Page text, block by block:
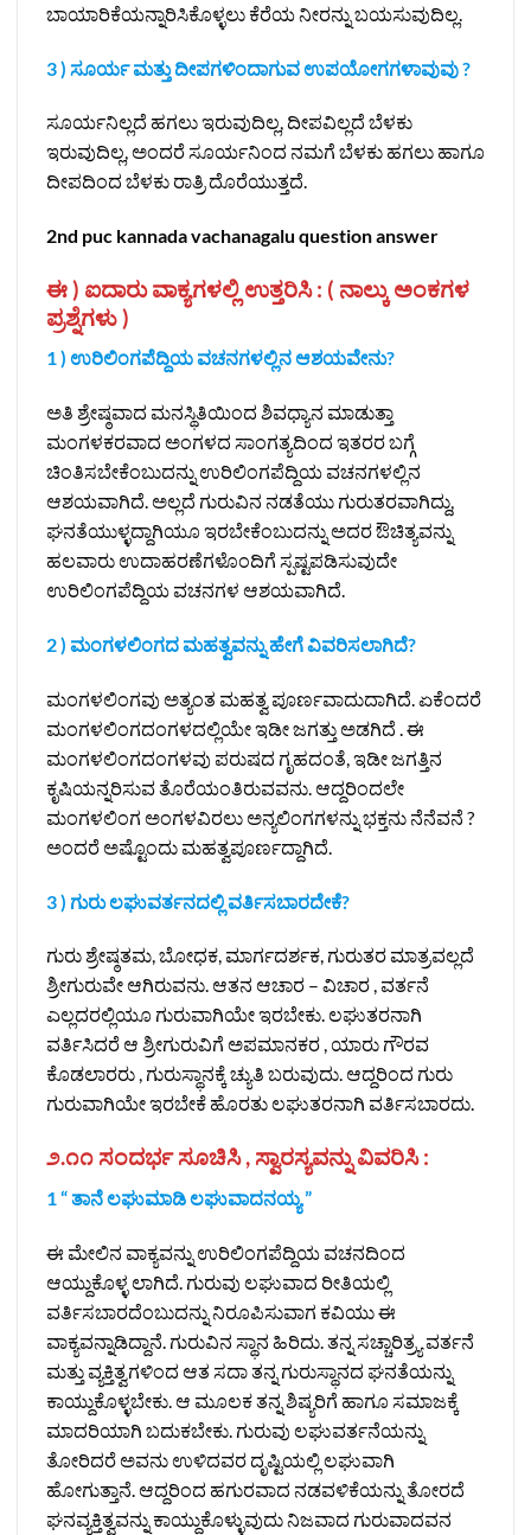
ಬಾಯಾರಿಕೆಯನ್ನಾರಿಸಿಕೊಳ್ಳಲು ಕೆರೆಯ ನೀರನ್ನು ಬಯಸುವುದಿಲ್ಲ.
3 ) ಸೂರ್ಯ ಮತ್ತು ದೀಪಗಳಿಂದಾಗುವ ಉಪಯೋಗಗಳಾವುವು ?
ಸೂರ್ಯನಿಲ್ಲದೆ ಹಗಲು ಇರುವುದಿಲ್ಲ, ದೀಪವಿಲ್ಲದೆ ಬೆಳಕು
ಇರುವುದಿಲ್ಲ, ಅಂದರೆ ಸೂರ್ಯನಿಂದ ನಮಗೆ ಬೆಳಕು ಹಗಲು ಹಾಗೂ
ದೀಪದಿಂದ ಬೆಳಕು ರಾತ್ರಿ ದೊರೆಯುತ್ತದೆ.
2nd puc kannada vachanagalu question answer
ಈ ) ಐದಾರು ವಾಕ್ಯಗಳಲ್ಲಿ ಉತ್ತರಿಸಿ : ( ನಾಲ್ಕು ಅಂಕಗಳ
ಪ್ರಶ್ನೆಗಳು )
1 ) ಉರಿಲಿಂಗಪೆದ್ದಿಯ ವಚನಗಳಲ್ಲಿನ ಆಶಯವೇನು?
ಅತಿ ಶ್ರೇಷ್ಠವಾದ ಮನಸ್ಥಿತಿಯಿಂದ ಶಿವಧ್ಯಾನ ಮಾಡುತ್ತಾ
ಮಂಗಳಕರವಾದ ಅಂಗಳದ ಸಾಂಗತ್ಯದಿಂದ ಇತರರ ಬಗ್ಗೆ
ಚಿಂತಿಸಬೇಕೆಂಬುದನ್ನು ಉರಿಲಿಂಗಪೆದ್ದಿಯ ವಚನಗಳಲ್ಲಿನ
ಆಶಯವಾಗಿದೆ. ಅಲ್ಲದೆ ಗುರುವಿನ ನಡತೆಯು ಗುರುತರವಾಗಿದ್ದು,
ಘನತೆಯುಳ್ಳದ್ದಾಗಿಯೂ ಇರಬೇಕೆಂಬುದನ್ನು ಅದರ ಔಚಿತ್ಯವನ್ನು
ಹಲವಾರು ಉದಾಹರಣೆಗಳೊಂದಿಗೆ ಸ್ಪಷ್ಟಪಡಿಸುವುದೇ
ಉರಿಲಿಂಗಪೆದ್ದಿಯ ವಚನಗಳ ಆಶಯವಾಗಿದೆ.
2 ) ಮಂಗಳಲಿಂಗದ ಮಹತ್ವವನ್ನು ಹೇಗೆ ವಿವರಿಸಲಾಗಿದೆ?
ಮಂಗಳಲಿಂಗವು ಅತ್ಯಂತ ಮಹತ್ವ ಪೂರ್ಣವಾದುದಾಗಿದೆ. ಏಕೆಂದರೆ
ಮಂಗಳಲಿಂಗದಂಗಳದಲ್ಲಿಯೇ ಇಡೀ ಜಗತ್ತು ಅಡಗಿದೆ . ಈ
ಮಂಗಳಲಿಂಗದಂಗಳವು ಪರುಷದ ಗೃಹದಂತೆ, ಇಡೀ ಜಗತ್ತಿನ
ಕೃಷಿಯನ್ನರಿಸುವ ತೊರೆಯಂತಿರುವವನು. ಆದ್ದರಿಂದಲೇ
ಮಂಗಳಲಿಂಗ ಅಂಗಳವಿರಲು ಅನ್ಯಲಿಂಗಗಳನ್ನು ಭಕ್ತನು ನೆನೆವನೆ ?
ಅಂದರೆ ಅಷ್ಟೊಂದು ಮಹತ್ವಪೂರ್ಣದ್ದಾಗಿದೆ.
3 ) ಗುರು ಲಘುವರ್ತನದಲ್ಲಿ ವರ್ತಿಸಬಾರದೇಕೆ?
ಗುರು ಶ್ರೇಷ್ಠತಮ, ಬೋಧಕ, ಮಾರ್ಗದರ್ಶಕ, ಗುರುತರ ಮಾತ್ರವಲ್ಲದೆ
ಶ್ರೀಗುರುವೇ ಆಗಿರುವನು. ಆತನ ಆಚಾರ – ವಿಚಾರ , ವರ್ತನೆ
ಎಲ್ಲದರಲ್ಲಿಯೂ ಗುರುವಾಗಿಯೇ ಇರಬೇಕು. ಲಘುತರನಾಗಿ
ವರ್ತಿಸಿದರೆ ಆ ಶ್ರೀಗುರುವಿಗೆ ಅಪಮಾನಕರ , ಯಾರು ಗೌರವ
ಕೊಡಲಾರರು , ಗುರುಸ್ಥಾನಕ್ಕೆ ಚ್ಯುತಿ ಬರುವುದು. ಆದ್ದರಿಂದ ಗುರು
ಗುರುವಾಗಿಯೇ ಇರಬೇಕೆ ಹೊರತು ಲಘುತರನಾಗಿ ವರ್ತಿಸಬಾರದು.
೨.೧೧ ಸಂದರ್ಭ ಸೂಚಿಸಿ , ಸ್ವಾರಸ್ಯವನ್ನು ವಿವರಿಸಿ :
1 “ ತಾನೆ ಲಘುಮಾಡಿ ಲಘುವಾದನಯ್ಯ ”
ಈ ಮೇಲಿನ ವಾಕ್ಯವನ್ನು ಉರಿಲಿಂಗಪೆದ್ದಿಯ ವಚನದಿಂದ
ಆಯ್ದುಕೊಳ್ಳ ಲಾಗಿದೆ. ಗುರುವು ಲಘುವಾದ ರೀತಿಯಲ್ಲಿ
ವರ್ತಿಸಬಾರದೆಂಬುದನ್ನು ನಿರೂಪಿಸುವಾಗ ಕವಿಯು ಈ
ವಾಕ್ಯವನ್ನಾಡಿದ್ದಾನೆ. ಗುರುವಿನ ಸ್ಥಾನ ಹಿರಿದು. ತನ್ನ ಸಚ್ಚಾರಿತ್ರ್ಯ ವರ್ತನೆ
ಮತ್ತು ವ್ಯಕ್ತಿತ್ವಗಳಿಂದ ಆತ ಸದಾ ತನ್ನ ಗುರುಸ್ಥಾನದ ಘನತೆಯನ್ನು
ಕಾಯ್ದುಕೊಳ್ಳಬೇಕು. ಆ ಮೂಲಕ ತನ್ನ ಶಿಷ್ಯರಿಗೆ ಹಾಗೂ ಸಮಾಜಕ್ಕೆ
ಮಾದರಿಯಾಗಿ ಬದುಕಬೇಕು. ಗುರುವು ಲಘುವರ್ತನೆಯನ್ನು
ತೋರಿದರೆ ಅವನು ಉಳಿದವರ ದೃಷ್ಟಿಯಲ್ಲಿ ಲಘುವಾಗಿ
ಹೋಗುತ್ತಾನೆ. ಆದ್ದರಿಂದ ಹಗುರವಾದ ನಡವಳಿಕೆಯನ್ನು ತೋರದೆ
ಘನವ್ಯಕ್ತಿತ್ವವನ್ನು ಕಾಯ್ದುಕೊಳ್ಳುವುದು ನಿಜವಾದ ಗುರುವಾದವನ